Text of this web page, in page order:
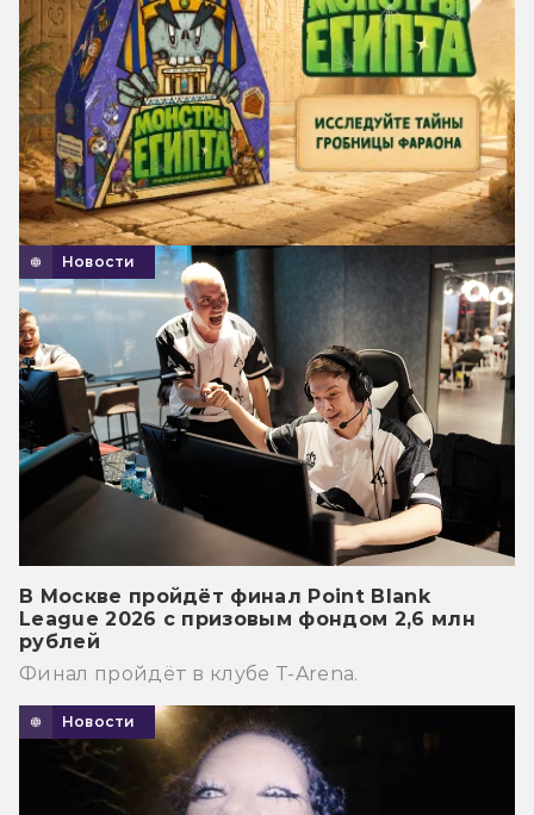
Новости
В Москве пройдёт финал Point Blank
League 2026 с призовым фондом 2,6 млн
рублей
Финал пройдёт в клубе T-Arena.
Новости